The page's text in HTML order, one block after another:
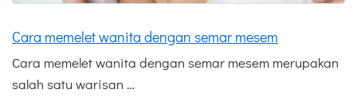
Cara memelet wanita dengan semar mesem
Cara memelet wanita dengan semar mesem merupakan
salah satu warisan …